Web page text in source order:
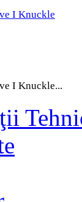
I Knuckle
I Knuckle...